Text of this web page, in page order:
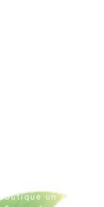
un air de thé